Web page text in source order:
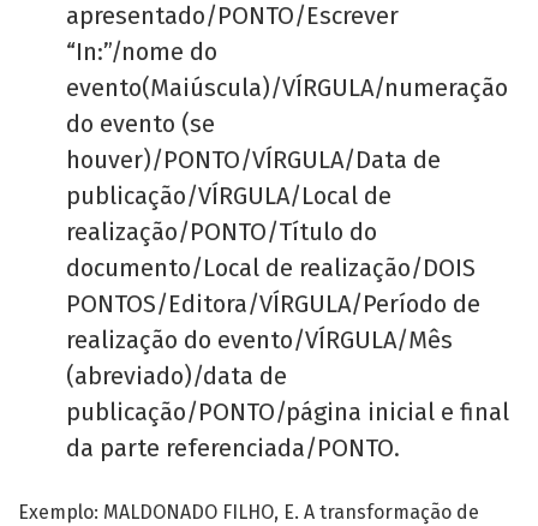
apresentado/PONTO/Escrever
“In:”/nome do
evento(Maiúscula)/VÍRGULA/numeração
do evento (se
houver)/PONTO/VÍRGULA/Data de
publicação/VÍRGULA/Local de
realização/PONTO/Título do
documento/Local de realização/DOIS
PONTOS/Editora/VÍRGULA/Período de
realização do evento/VÍRGULA/Mês
(abreviado)/data de
publicação/PONTO/página inicial e final
da parte referenciada/PONTO.
Exemplo: MALDONADO FILHO, E. A transformação de